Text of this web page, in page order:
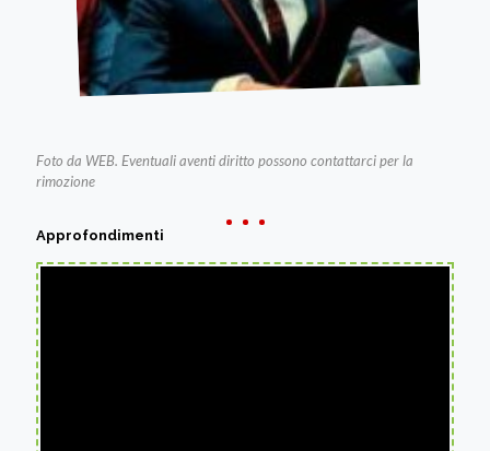
Foto da WEB. Eventuali aventi diritto possono contattarci per la
rimozione
Approfondimenti